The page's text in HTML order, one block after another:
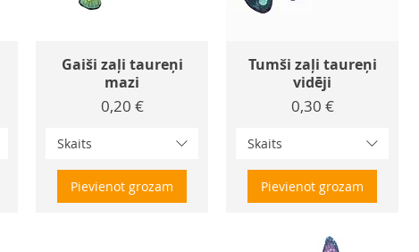
Gaiši zaļi taureņi
mazi
Cena
0,20 €
Skaits
Pievienot grozam
Tumši zaļi taureņi
vidēji
Cena
0,30 €
Skaits
Pievienot grozam